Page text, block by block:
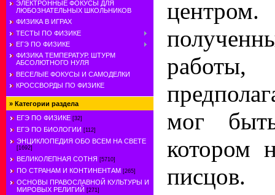
ЭЛЕКТРОННЫЕ ФОКУСЫ ДЛЯ
ЛЮБОЗНАТЕЛЬНЫХ ШКОЛЬНИКОВ
ФИЗИКА В ИГРАХ
ТЕСТЫ ПО ФИЗИКЕ
ЕГЭ ПО ФИЗИКЕ
ФИЗИКА ТЕМПЕРАТУР. ШТУРМ
АБСОЛЮТНОГО НУЛЯ
ВЕСЕЛЫЕ ФОКУСЫ И САМОДЕЛКИ
КРОССВОРДЫ ПО ФИЗИКЕ
» Категории раздела
ЕГЭ ПО ФИЗИКЕ [32]
ЕГЭ ПО БИОЛОГИИ [112]
ЭНЦИКЛОПЕДИЯ ОБО ВСЕМ НА СВЕТЕ
[1692]
ВЕЛИКОЛЕПНАЯ СОТНЯ [5710]
ПО СТРАНАМ И КОНТИНЕНТАМ [265]
ОСНОВЫ ПРАВОСЛАВНОЙ КУЛЬТУРЫ И
МИРОВЫХ РЕЛИГИЙ [271]
мог
котором
писцов.